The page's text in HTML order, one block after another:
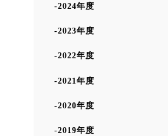
2024年度
2023年度
2022年度
2021年度
2020年度
2019年度